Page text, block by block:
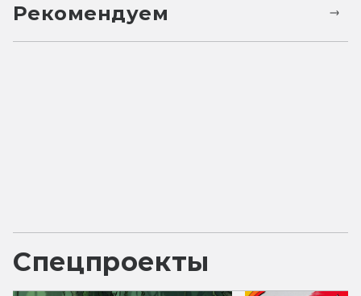
Рекомендуем
Спецпроекты